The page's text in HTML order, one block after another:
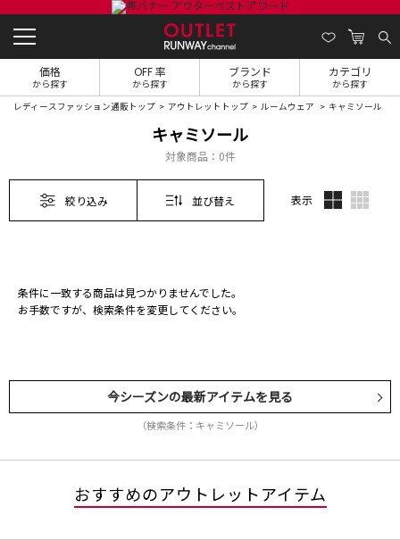
価格
から探す
OFF 率
から探す
ブランド
から探す
カテゴリ
から探す
レディースファッション通販トップ アウトレットトップ ルームウェア キャミソール
キャミソール
対象商品： 0件
絞り込み 並び替え 表示
条件に一致する商品は見つかりませんでした。
お手数ですが、検索条件を変更してください。
今シーズンの最新アイテムを見る
（検索条件：キャミソール）
おすすめのアウトレットアイテム